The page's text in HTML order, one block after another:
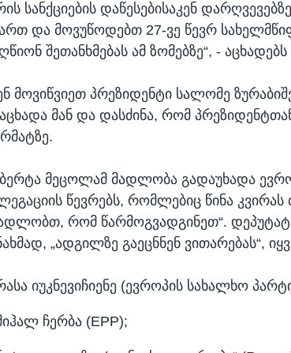
სანქციების დაწესებისაკენ
და მოვუწოდებთ 27-ვე წევრ
შეთანხმებას ამ ზომებზე“, - აცხადებს
მოვიწვიეთ პრეზიდენტი სალომე
მან და დასძინა, რომ
მეცოლამ მადლობა გადაუხადა
წევრებს, რომლებიც წინა
რომ წარმოგვადგინეთ“.
„ადგილზე გაეცნნენ ვითარებას“,
იუკნევიჩიენე (ევროპის სახალხო
ჩერბა (EPP);